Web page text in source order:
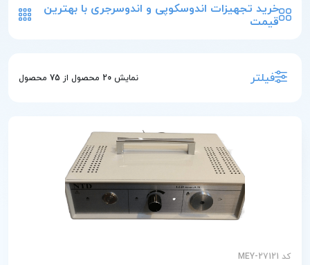
خرید تجهیزات اندوسکوپی و اندوسرجری با بهترین
قیمت
فیلتر نمایش 20 محصول از 75 محصول
کد MEY-27121